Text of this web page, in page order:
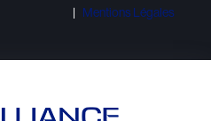
Mentions Légales